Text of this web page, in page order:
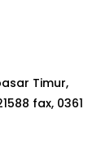
Timur,
fax, 0361